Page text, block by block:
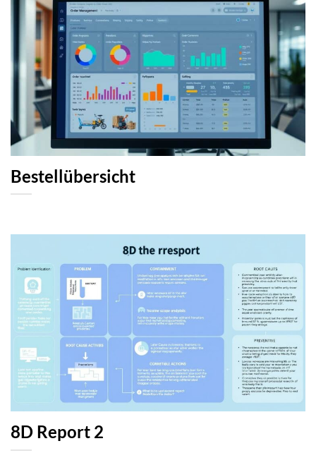
Bestellübersicht
8D Report 2